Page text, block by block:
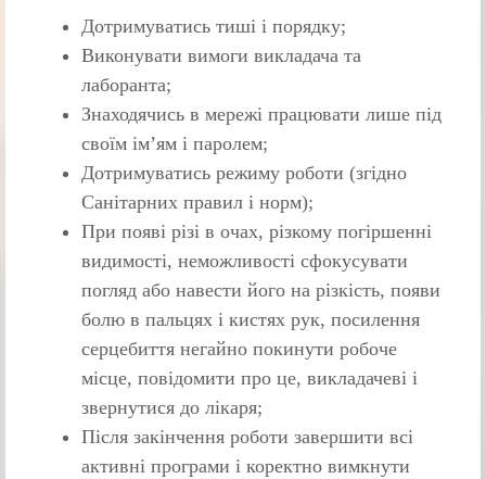
Дотримуватись тиші і порядку;
Виконувати вимоги викладача та
лаборанта;
Знаходячись в мережі працювати лише під
своїм ім’ям і паролем;
Дотримуватись режиму роботи (згідно
Санітарних правил і норм);
При появі різі в очах, різкому погіршенні
видимості, неможливості сфокусувати
погляд або навести його на різкість, появи
болю в пальцях і кистях рук, посилення
серцебиття негайно покинути робоче
місце, повідомити про це, викладачеві і
звернутися до лікаря;
Після закінчення роботи завершити всі
активні програми і коректно вимкнути